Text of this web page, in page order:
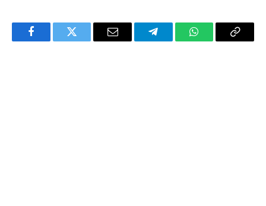
FacebookTwitter Email TelegramWhatsAppCopy